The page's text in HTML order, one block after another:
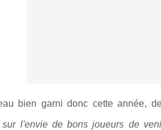
bien garni donc cette année,
sur l'envie de bons joueurs de